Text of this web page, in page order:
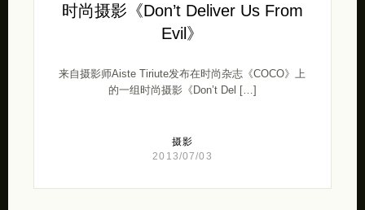
时尚摄影《Don’t Deliver Us From
Evil》
来自摄影师Aiste Tiriute发布在时尚杂志《COCO》上
的一组时尚摄影《Don’t Del […]
摄影
2013/07/03